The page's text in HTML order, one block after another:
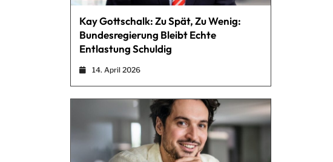
Kay Gottschalk: Zu Spät, Zu Wenig:
Bundesregierung Bleibt Echte
Entlastung Schuldig
14. April 2026